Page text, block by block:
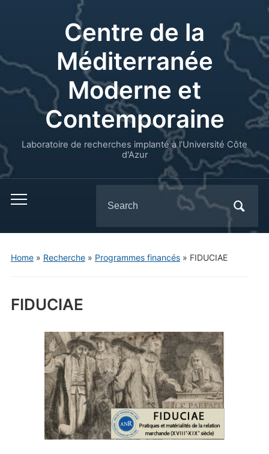
Centre de la
Méditerranée
Moderne et
Contemporaine
Laboratoire de recherches implanté à l’Université Côte
d'Azur
for:
Home» Recherche» Programmes financés» FIDUCIAE
FIDUCIAE